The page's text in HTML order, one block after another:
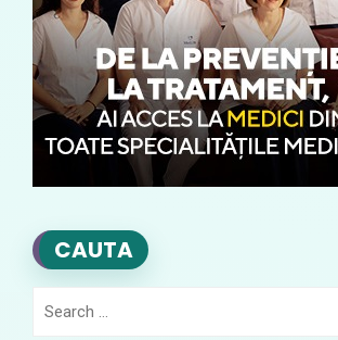
CAUTA